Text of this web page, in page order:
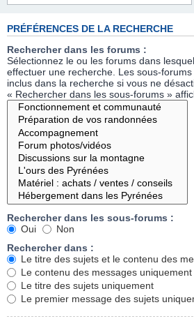
PRÉFÉRENCES DE LA RECHERCHE
Rechercher dans les forums :
Sélectionnez le ou les forums dans
effectuer une recherche. Les sous-
inclus dans la recherche si vous ne
« Rechercher dans les sous-forums »
Rechercher dans les sous-forums :
Oui
Non
Rechercher dans :
Le titre des sujets et le contenu des
Le contenu des messages uniquement
Le titre des sujets uniquement
Le premier message des sujets